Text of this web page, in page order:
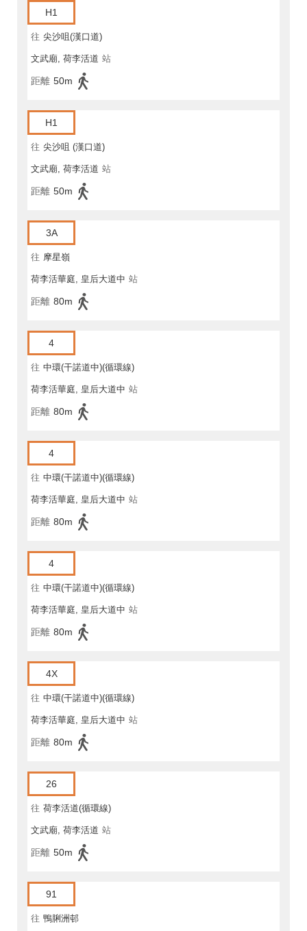
H1
往 尖沙咀(漢口道)
文武廟, 荷李活道 站
距離 50m
H1
往 尖沙咀 (漢口道)
文武廟, 荷李活道 站
距離 50m
3A
往 摩星嶺
荷李活華庭, 皇后大道中 站
距離 80m
4
往 中環(干諾道中)(循環線)
荷李活華庭, 皇后大道中 站
距離 80m
4
往 中環(干諾道中)(循環線)
荷李活華庭, 皇后大道中 站
距離 80m
4
往 中環(干諾道中)(循環線)
荷李活華庭, 皇后大道中 站
距離 80m
4X
往 中環(干諾道中)(循環線)
荷李活華庭, 皇后大道中 站
距離 80m
26
往 荷李活道(循環線)
文武廟, 荷李活道 站
距離 50m
91
往 鴨脷洲邨